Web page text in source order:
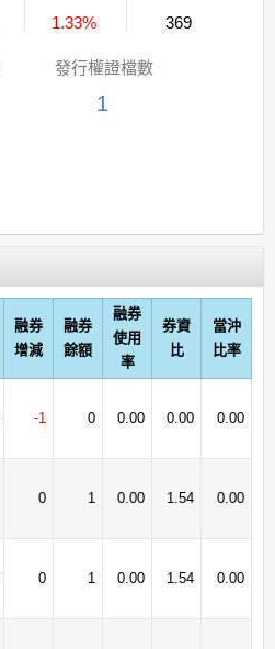
1.33%
369
發行權證檔數
1
融券
增減
融券
餘額
融券
使用
率
券資
比
當沖
比率
-1 0 0.00 0.00 0.00
0 1 0.00 1.54 0.00
0 1 0.00 1.54 0.00